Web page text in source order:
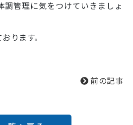
調管理に気をつけていきましょ
ります。
前の記事